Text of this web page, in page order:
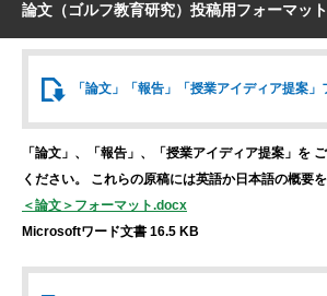
論文（ゴルフ教育研究）投稿用フォーマット
「論文」「報告」 「授業アイディア提案」
「論文」、「報告」、「授業アイディア提案」を
ください。
これらの原稿には英語か日本語の概要を
＜論文＞フォーマット.docx
Microsoftワード文書 16.5 KB